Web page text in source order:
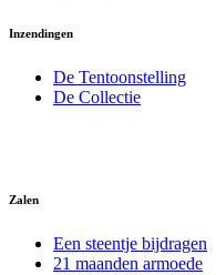
Inzendingen
De Tentoonstelling
De Collectie
Zalen
Een steentje bijdragen
21 maanden armoede